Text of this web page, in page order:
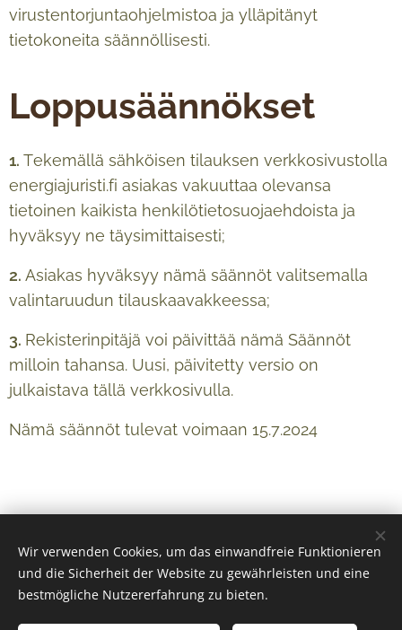
virustentorjuntaohjelmistoa ja ylläpitänyt
tietokoneita säännöllisesti.
Loppusäännökset
1. Tekemällä sähköisen tilauksen verkkosivustolla
energiajuristi.fi asiakas vakuuttaa olevansa
tietoinen kaikista henkilötietosuojaehdoista ja
hyväksyy ne täysimittaisesti;
2. Asiakas hyväksyy nämä säännöt valitsemalla
valintaruudun tilauskaavakkeessa;
3. Rekisterinpitäjä voi päivittää nämä Säännöt
milloin tahansa. Uusi, päivitetty versio on
julkaistava tällä verkkosivulla.
Nämä säännöt tulevat voimaan 15.7.2024
Wir verwenden Cookies, um das einwandfreie Funktionieren
und die Sicherheit der Website zu gewährleisten und eine
bestmögliche Nutzererfahrung zu bieten.